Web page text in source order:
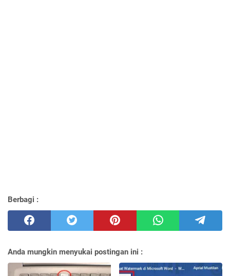
Berbagi :
Anda mungkin menyukai postingan ini :